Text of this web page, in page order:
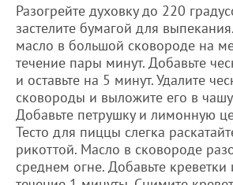
Разогрейте духовку до 220
застелите бумагой для
масло в большой сковороде на
течение пары минут. Добавьте
и оставьте на 5 минут. Удалите
сковороды и выложите его в
Добавьте петрушку и лимонную
Тесто для пиццы слегка
рикоттой. Масло в сковороде
среднем огне. Добавьте креветки